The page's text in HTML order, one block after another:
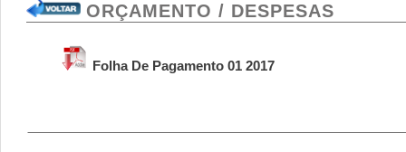
ORÇAMENTO / DESPESAS
Folha De Pagamento 01 2017